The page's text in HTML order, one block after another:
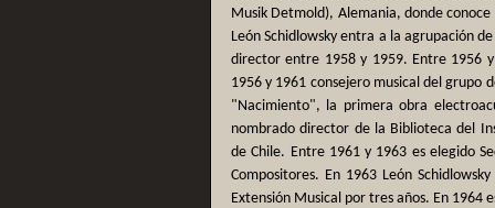
Musik Detmold), Alemania, donde conoce
León Schidlowsky entra a la agrupación
director entre 1958 y 1959. Entre 1956
1956 y 1961 consejero musical del grupo
"Nacimiento", la primera obra
nombrado director de la Biblioteca del
de Chile. Entre 1961 y 1963 es elegido
Compositores. En 1963 León
Extensión Musical por tres años. En 1964